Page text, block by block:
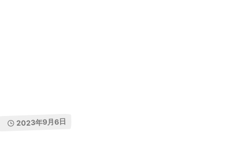
2023年9月6日